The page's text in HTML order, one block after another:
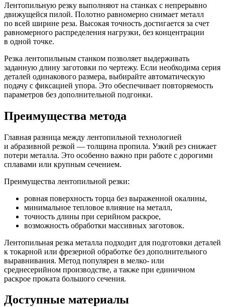
Лентопильную резку выполняют на станках с непрерывно
движущейся пилой. Полотно равномерно снимает металл
по всей ширине реза. Высокая точность достигается за счет
равномерного распределения нагрузки, без концентрации
в одной точке.
Резка лентопильным станком позволяет выдерживать
заданную длину заготовки по чертежу. Если необходима серия
деталей одинакового размера, выбирайте автоматическую
подачу с фиксацией упора. Это обеспечивает повторяемость
параметров без дополнительной подгонки.
Преимущества метода
Главная разница между лентопильной технологией
и абразивной резкой — толщина пропила. Узкий рез снижает
потери металла. Это особенно важно при работе с дорогими
сплавами или крупным сечением.
Преимущества лентопильной резки:
ровная поверхность торца без выраженной окалины,
минимальное тепловое влияние на металл,
точность длины при серийном раскрое,
возможность обработки массивных заготовок.
Лентопильная резка металла подходит для подготовки деталей
к токарной или фрезерной обработке без дополнительного
выравнивания. Метод популярен в мелко- или
среднесерийном производстве, а также при единичном
раскрое проката большого сечения.
Доступные материалы